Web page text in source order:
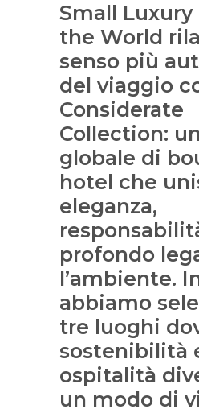
Small
the World
senso più
del viaggio
Considerate
Collection:
globale di
hotel che
eleganza,
profondo
l’ambiente.
abbiamo
tre luoghi
sostenibilità
ospitalità
un modo di